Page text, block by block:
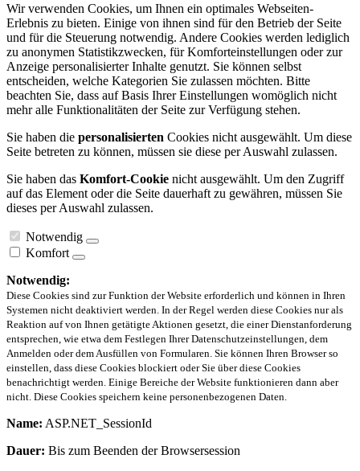
Wir verwenden Cookies, um Ihnen ein optimales Webseiten-
Erlebnis zu bieten. Einige von ihnen sind für den Betrieb der Seite
und für die Steuerung notwendig. Andere Cookies werden lediglich
zu anonymen Statistikzwecken, für Komforteinstellungen oder zur
Anzeige personalisierter Inhalte genutzt. Sie können selbst
entscheiden, welche Kategorien Sie zulassen möchten. Bitte
beachten Sie, dass auf Basis Ihrer Einstellungen womöglich nicht
mehr alle Funktionalitäten der Seite zur Verfügung stehen.
Sie haben die personalisierten Cookies nicht ausgewählt. Um diese
Seite betreten zu können, müssen sie diese per Auswahl zulassen.
Sie haben das Komfort-Cookie nicht ausgewählt. Um den Zugriff
auf das Element oder die Seite dauerhaft zu gewähren, müssen Sie
dieses per Auswahl zulassen.
Notwendig
Komfort
Notwendig:
Diese Cookies sind zur Funktion der Website erforderlich und können in Ihren
Systemen nicht deaktiviert werden. In der Regel werden diese Cookies nur als
Reaktion auf von Ihnen getätigte Aktionen gesetzt, die einer Dienstanforderung
entsprechen, wie etwa dem Festlegen Ihrer Datenschutzeinstellungen, dem
Anmelden oder dem Ausfüllen von Formularen. Sie können Ihren Browser so
einstellen, dass diese Cookies blockiert oder Sie über diese Cookies
benachrichtigt werden. Einige Bereiche der Website funktionieren dann aber
nicht. Diese Cookies speichern keine personenbezogenen Daten.
Name: ASP.NET_SessionId
Dauer: Bis zum Beenden der Browsersession